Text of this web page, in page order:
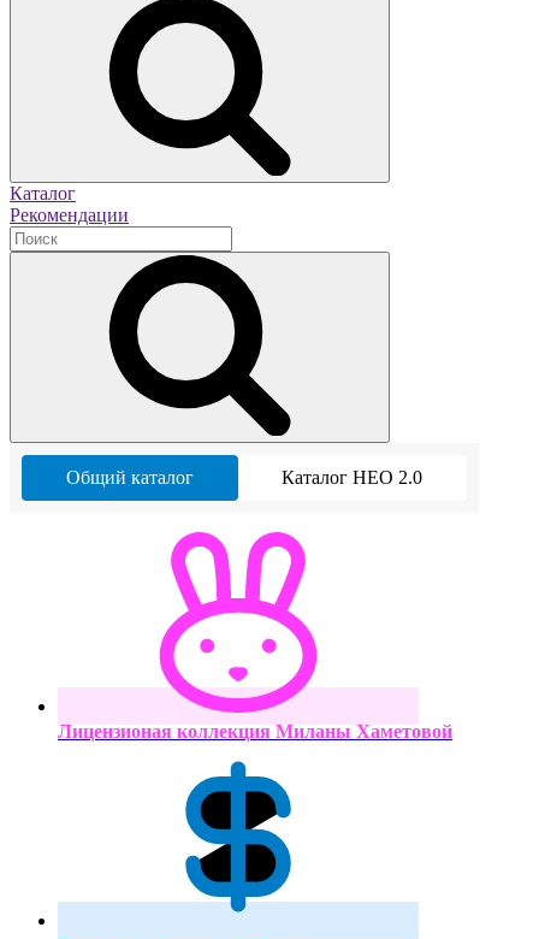
Каталог
Рекомендации
Общий каталог Каталог НЕО 2.0
Лицензионая коллекция Миланы Хаметовой